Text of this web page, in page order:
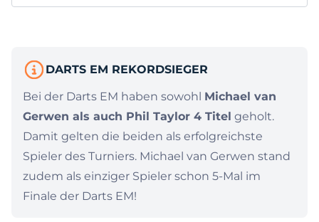
DARTS EM REKORDSIEGER
Bei der Darts EM haben sowohl Michael van
Gerwen als auch Phil Taylor 4 Titel geholt.
Damit gelten die beiden als erfolgreichste
Spieler des Turniers. Michael van Gerwen stand
zudem als einziger Spieler schon 5-Mal im
Finale der Darts EM!